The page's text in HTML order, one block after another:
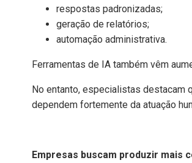
respostas padronizadas;
geração de relatórios;
automação administrativa.
Ferramentas de IA também vêm
No entanto, especialistas destacam
dependem fortemente da atuação
Empresas buscam produzir mais